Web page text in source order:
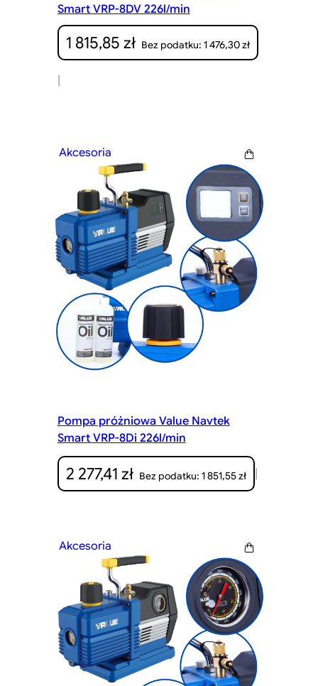
Smart VRP-8DV 226l/min
1 815,85 zł Bez podatku: 1 476,30zł
|
Akcesoria
Pompa próżniowa Value Navtek
Smart VRP-8Di 226l/min
2 277,41 zł Bez podatku: 1 851,55zł |
Akcesoria